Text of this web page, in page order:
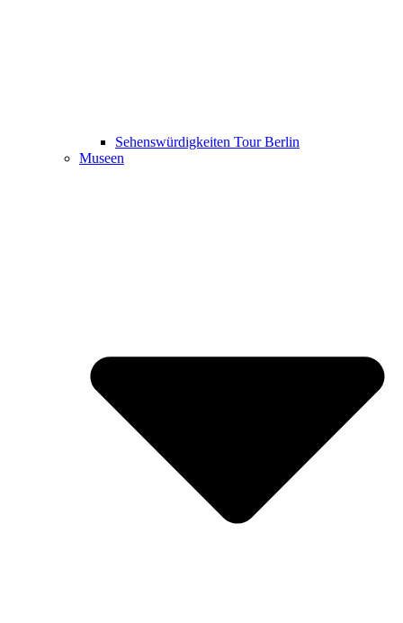
Sehenswürdigkeiten Tour Berlin
Museen